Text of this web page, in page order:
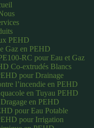
PEHD
Gaz en PEHD
RC pour Eau et Gaz
Co-extrudés Blancs
pour Drainage
l’incendie en PEHD
en Tuyau PEHD
en PEHD
pour Eau Potable
pour Irrigation